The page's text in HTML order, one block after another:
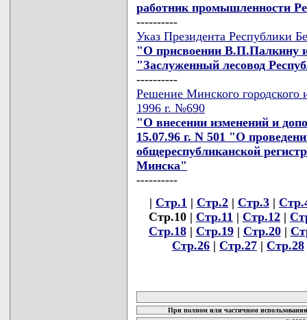
работник промышленности
----------
Указ Президента Республики
"О присвоении В.П.Палкину
"Заслуженный лесовод
----------
Решение Минского городского
1996 г. №690
"О внесении изменений и
15.07.96 г. N 501 "О
общереспубликанской
Минска"
----------
| Стр.1 | Стр.2 | Стр.3 |
Стр.10 | Стр.11 | Стр.12 |
Стр.18| Стр.19| Стр.20|
Стр.26 | Стр.27 | Стр.28
При полном или частичном